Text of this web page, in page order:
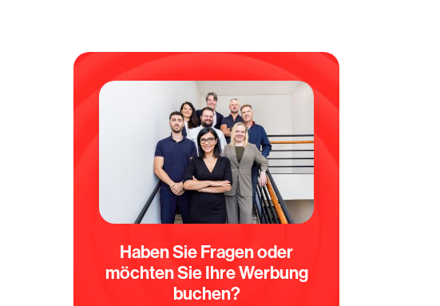
Haben Sie Fragen oder
möchten Sie Ihre Werbung
buchen?